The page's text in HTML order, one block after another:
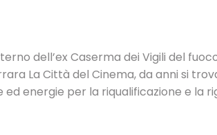
dell’ex Caserma dei Vigili del
La Città del Cinema, da anni si
energie per la riqualificazione e la